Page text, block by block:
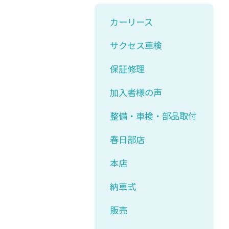
カーリース
サクセス車検
保証修理
加入者様の声
整備・車検・部品取付
春日部店
本店
納車式
販売